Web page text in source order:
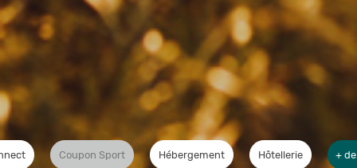
Coupon Sport Hébergement Hôtellerie +